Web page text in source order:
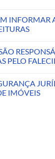
INFORMAR
PELO
IMÓVEIS